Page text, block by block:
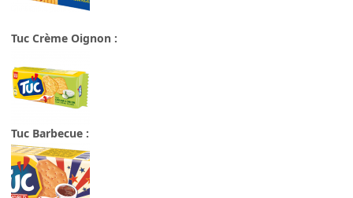
Tuc Crème Oignon :
Tuc Barbecue :